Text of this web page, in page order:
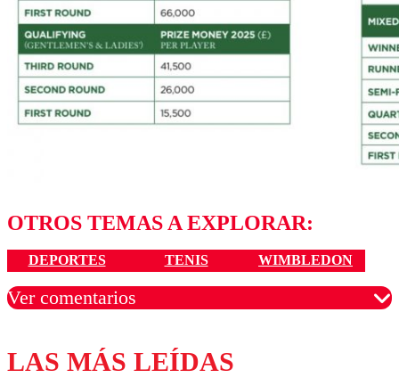
OTROS TEMAS A EXPLORAR:
DEPORTES TENIS WIMBLEDON
Ver comentarios
Los comentarios son moderados para garantizar un
diálogo respetuoso.
LAS MÁS LEÍDAS